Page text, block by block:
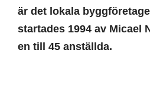
är det lokala
startades 1994 av Micael
en till 45 anställda.